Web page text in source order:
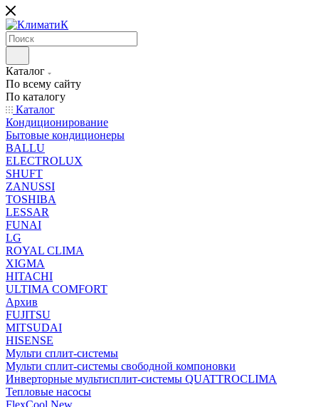
Каталог
По всему сайту
По каталогу
Каталог
Кондиционирование
Бытовые кондиционеры
BALLU
ELECTROLUX
SHUFT
ZANUSSI
TOSHIBA
LESSAR
FUNAI
LG
ROYAL CLIMA
XIGMA
HITACHI
ULTIMA COMFORT
Архив
FUJITSU
MITSUDAI
HISENSE
Мульти сплит-системы
Мульти сплит-системы свободной компоновки
Инверторные мультисплит-системы QUATTROCLIMA
Тепловые насосы
FlexCool New